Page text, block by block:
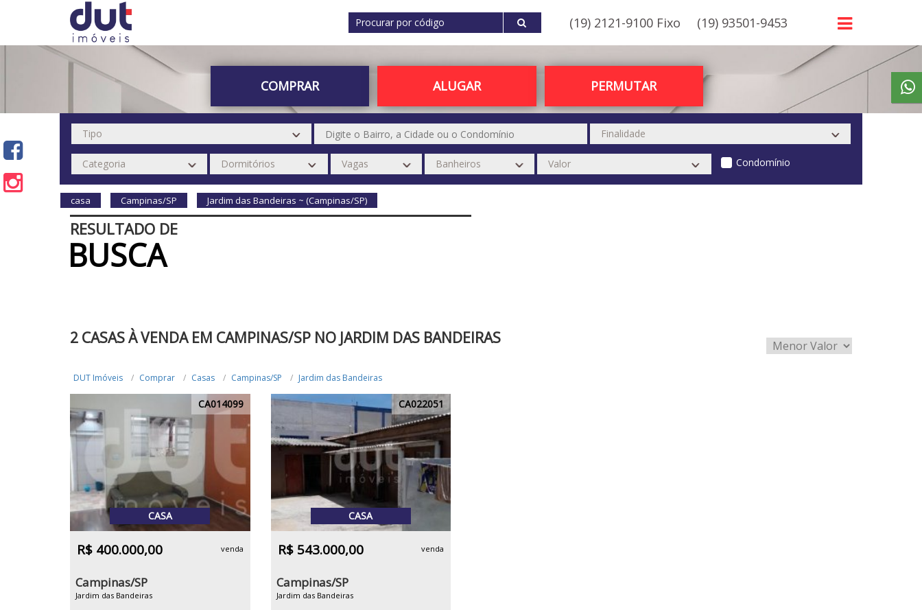
(19) 2121-9100 Fixo (19) 93501-9453
COMPRAR ALUGAR PERMUTAR
Condomínio
casa Campinas/SP Jardim das Bandeiras ~ (Campinas/SP)
RESULTADO DE
BUSCA
2 CASAS À VENDA EM CAMPINAS/SP NO JARDIM DAS BANDEIRAS
DUT Imóveis Comprar Casas Campinas/SP Jardim das Bandeiras
CA014099
CASA
R$ 400.000,00 venda
Campinas/SP
Jardim das Bandeiras
CA022051
CASA
R$ 543.000,00 venda
Campinas/SP
Jardim das Bandeiras